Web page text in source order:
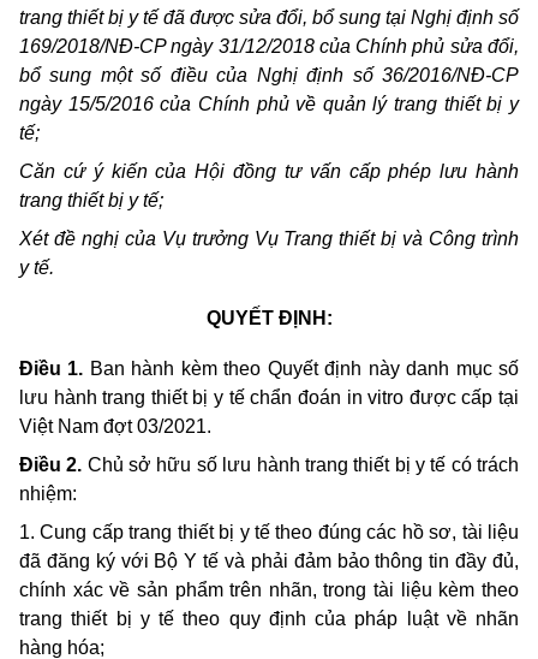
trang thiết bị y tế đã được sửa đổi, bổ sung tại Nghị định số
169/2018/NĐ-CP ngày 31/12/2018 của Chính phủ sửa đổi,
bổ sung một số điều của Nghị định số 36/2016/NĐ-CP
ngày 15/5/2016 của Chính phủ về quản lý trang thiết bị y
tế;
Căn cứ ý kiến của Hội đồng tư vấn cấpphép lưu hành
trang thiết bị y tế;
Xét đề nghị của Vụ trưởng Vụ Trang thiết bị và Công trình
y tế.
QUYẾT ĐỊNH:
Điều 1. Ban hành kèm theo Quyết định này danh mục số
lưu hành trang thiết bị y tế chẩn đoán in vitro được cấp tại
Việt Nam đợt 03/2021.
Điều 2. Chủ sở hữu số lưu hành trang thiết bị y tế có trách
nhiệm:
1. Cung cấp trang thiết bị y tế theo đúng các hồ sơ, tài liệu
đã đăng ký với Bộ Y tế và phải đảm bảo thông tin đầy đủ,
chính xác về sản phẩm trên nhãn, trong tài liệu kèm theo
trang thiết bị y tế theo quy định của pháp luật về nhãn
hàng hóa;